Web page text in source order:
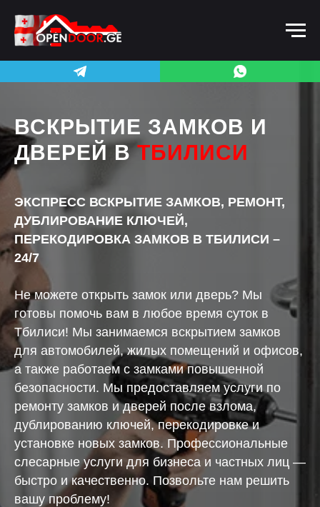
ВСКРЫТИЕ ЗАМКОВ И
ДВЕРЕЙ ВТБИЛИСИ
ЭКСПРЕСС ВСКРЫТИЕ ЗАМКОВ, РЕМОНТ,
ДУБЛИРОВАНИЕ КЛЮЧЕЙ,
ПЕРЕКОДИРОВКА ЗАМКОВ В ТБИЛИСИ –
24/7
Не можете открыть замок или дверь? Мы
готовы помочь вам в любое время суток в
Тбилиси! Мы занимаемся вскрытием замков
для автомобилей, жилых помещений и офисов,
а также работаем с замками повышенной
безопасности. Мы предоставляем услуги по
ремонту замков и дверей после взлома,
дублированию ключей, перекодировке и
установке новых замков. Профессиональные
слесарные услуги для бизнеса и частных лиц —
быстро и качественно. Позвольте нам решить
вашу проблему!